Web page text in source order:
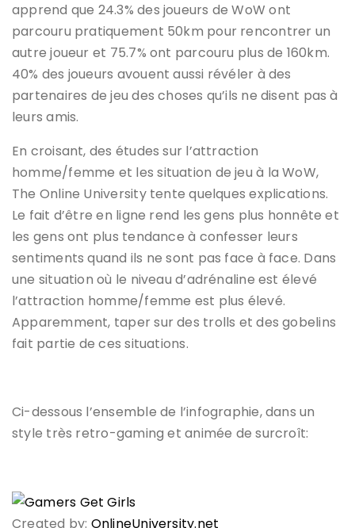
apprend que 24.3% des joueurs de WoW ont
parcouru pratiquement 50km pour rencontrer un
autre joueur et 75.7% ont parcouru plus de 160km.
40% des joueurs avouent aussi révéler à des
partenaires de jeu des choses qu’ils ne disent pas à
leurs amis.
En croisant, des études sur l’attraction
homme/femme et les situation de jeu à la WoW,
The Online University tente quelques explications.
Le fait d’être en ligne rend les gens plus honnête et
les gens ont plus tendance à confesser leurs
sentiments quand ils ne sont pas face à face. Dans
une situation où le niveau d’adrénaline est élevé
l’attraction homme/femme est plus élevé.
Apparemment, taper sur des trolls et des gobelins
fait partie de ces situations.
Ci-dessous l’ensemble de l’infographie, dans un
style très retro-gaming et animée de surcroît:
Created by: OnlineUniversity.net